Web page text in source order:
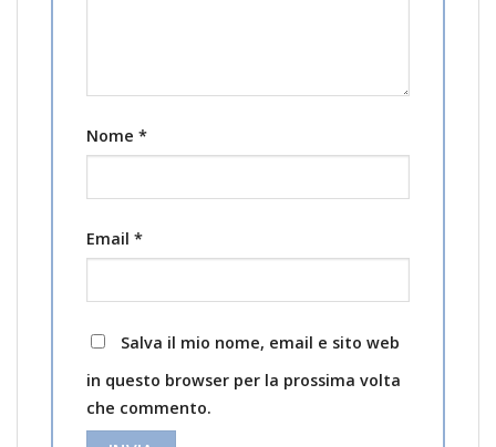
Nome *
Email *
Salva il mio nome, email e sito web
in questo browser per la prossima volta
che commento.